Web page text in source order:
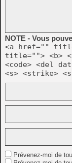
NOTE - Vous
<a href=""
title=""> <b>
<code> <del
<s> <strike>
Prévenez-moi de